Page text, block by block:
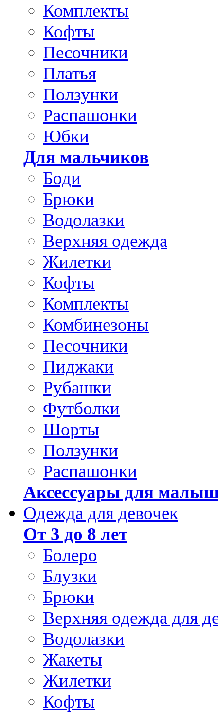
Комплекты
Кофты
Песочники
Платья
Ползунки
Распашонки
Юбки
Для мальчиков
Боди
Брюки
Водолазки
Верхняя одежда
Жилетки
Кофты
Комплекты
Комбинезоны
Песочники
Пиджаки
Рубашки
Футболки
Шорты
Ползунки
Распашонки
Аксессуары для
Одежда для девочек
От 3 до 8 лет
Болеро
Блузки
Брюки
Верхняя одежда для
Водолазки
Жакеты
Жилетки
Кофты